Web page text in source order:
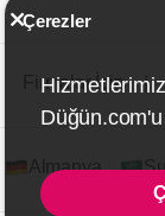
Firmalar İçin
Almanya
Çerezler